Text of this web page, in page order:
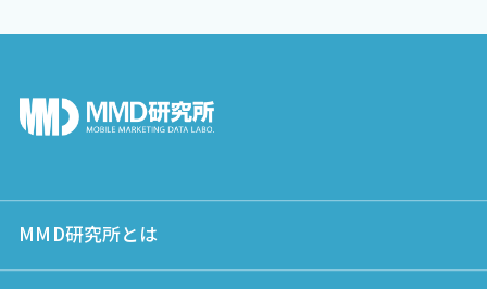
MMD研究所とは